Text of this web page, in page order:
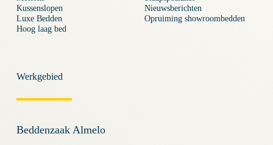
Kussenslopen
Luxe Bedden
Hoog laag bed
Nieuwsberichten
Opruiming showroombedden
Werkgebied
Beddenzaak Almelo